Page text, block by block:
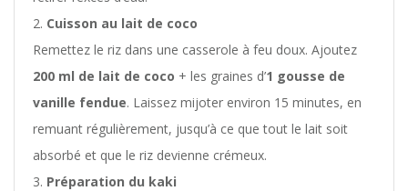
Cuisson au lait de coco
Remettez le riz dans une casserole à feu doux. Ajoutez
200 ml de lait de coco + les graines d’1 gousse de
vanille fendue. Laissez mijoter environ 15 minutes, en
remuant régulièrement, jusqu’à ce que tout le lait soit
absorbé et que le riz devienne crémeux.
Préparation du kaki